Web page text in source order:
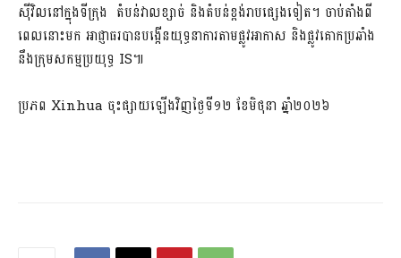
ស៊ីវិលនៅក្នុងទីក្រុង តំបន់វាលខ្សាច់ និងតំបន់ខ្ពង់រាបផ្សេងទៀត។ ចាប់តាំងពី
ពេលនោះមក អាជ្ញាធរបានបង្កើនយុទ្ធនាការតាមផ្លូវអាកាស និងផ្លូវគោកប្រឆាំង
នឹងក្រុមសកម្មប្រយុទ្ធ IS៕
ប្រភព Xinhua ចុះផ្សាយឡើងវិញថ្ងៃទី១២ ខែមិថុនា ឆ្នាំ២០២៦